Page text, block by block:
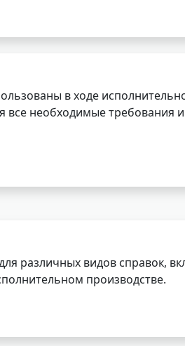
в ходе
все необходимые
различных видов справок,
производстве.